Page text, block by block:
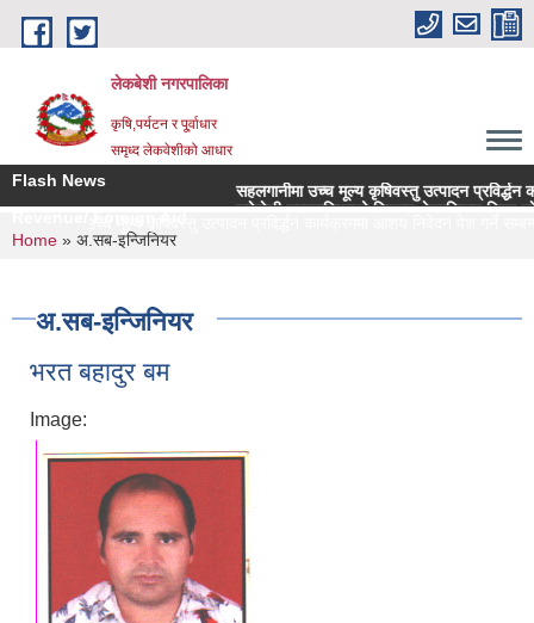
Skip to main content
लेकबेशी नगरपालिका
कृषि,पर्यटन र पू्र्वाधार
समृध्द लेकवेशीको आधार
Flash News
सहलगानीमा उच्च मूल्य कृषिवस्तु उत्पादन प्रविर्द्धन
लकेवेशी नगरपालिकाको नियमन क्षेत्रधिकार भित्र रहेका
You are here
Home » अ.सब-इन्जिनियर
अ.सब-इन्जिनियर
भरत बहादुर बम
Image: